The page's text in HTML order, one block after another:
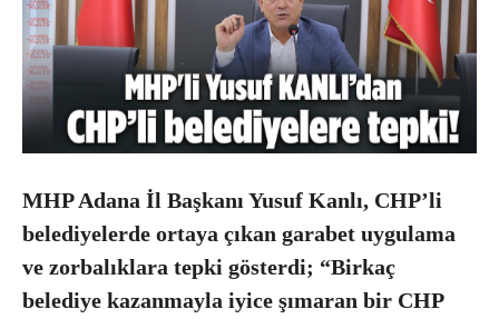
MHP Adana İl Başkanı Yusuf Kanlı, CHP’li
belediyelerde ortaya çıkan garabet uygulama
ve zorbalıklara tepki gösterdi; “Birkaç
belediye kazanmayla iyice şımaran bir CHP